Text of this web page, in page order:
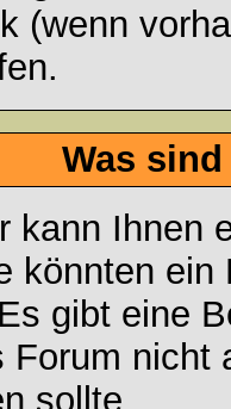
(wenn
Was
kann Ihnen
könnten
gibt eine
Forum nicht
sollte.